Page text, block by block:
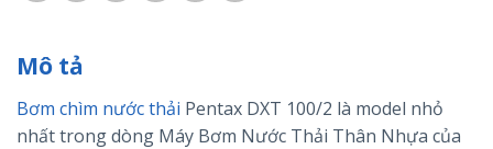
Mô tả
Bơm chìm nước thải Pentax DXT 100/2 là model nhỏ
nhất trong dòng Máy Bơm Nước Thải Thân Nhựa của